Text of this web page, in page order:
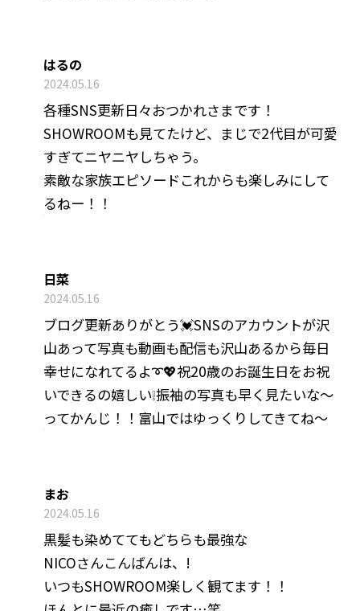
はるの
2024.05.16
各種SNS更新日々おつかれさまです！
SHOWROOMも見てたけど、まじで2代目が可愛
すぎてニヤニヤしちゃう。
素敵な家族エピソードこれからも楽しみにして
るねー！！
日菜
2024.05.16
ブログ更新ありがとう💓SNSのアカウントが沢
山あって写真も動画も配信も沢山あるから毎日
幸せになれてるよ➰💖祝20歳のお誕生日をお祝
いできるの嬉しい❕振袖の写真も早く見たいな〜
ってかんじ！！富山ではゆっくりしてきてね〜
まお
2024.05.16
黒髪も染めててもどちらも最強な
NICOさんこんばんは、!
いつもSHOWROOM楽しく観てます！！